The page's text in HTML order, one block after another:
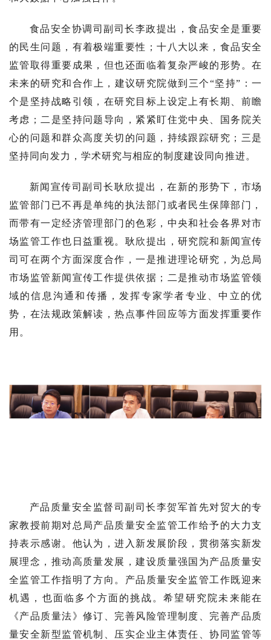
食品安全协调司副司长李政提出，食品安全是重要
的民生问题，有着极端重要性；十八大以来，食品安全
监管取得重要成果，但也还面临着复杂严峻的形势。在
未来的研究和合作上，建议研究院做到三个“坚持”：一
个是坚持战略引领，在研究目标上设定上有长期、前瞻
考虑；二是坚持问题导向，紧紧盯住党中央、国务院关
心的问题和群众高度关切的问题，持续跟踪研究；三是
坚持同向发力，学术研究与相应的制度建设同向推进。
新闻宣传司副司长耿欣提出，在新的形势下，市场
监管部门已不再是单纯的执法部门或者民生保障部门，
而带有一定经济管理部门的色彩，中央和社会各界对市
场监管工作也日益重视。耿欣提出，研究院和新闻宣传
司可在两个方面深度合作，一是推进理论研究，为总局
市场监管新闻宣传工作提供依据；二是推动市场监管领
域的信息沟通和传播，发挥专家学者专业、中立的优
势，在法规政策解读，热点事件回应等方面发挥重要作
用。
产品质量安全监督司副司长李贺军首先对贸大的专
家教授前期对总局产品质量安全监管工作给予的大力支
持表示感谢。他认为，进入新发展阶段，贯彻落实新发
展理念，推动高质量发展，建设质量强国为产品质量安
全监管工作指明了方向。产品质量安全监管工作既迎来
机遇，也面临多个方面的挑战。希望研究院未来能在
《产品质量法》修订、完善风险管理制度、完善产品质
量安全新型监管机制、压实企业主体责任、协同监管等